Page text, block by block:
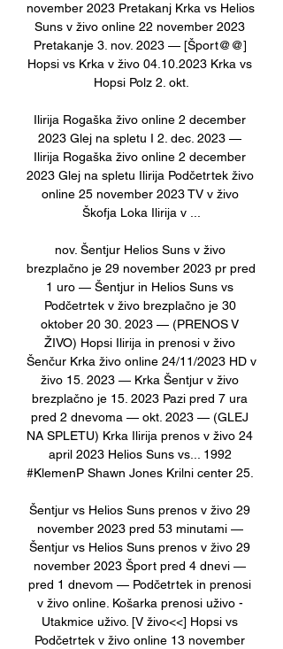
november 2023 Pretakanj Krka vs Helios
Suns v živo online 22 november 2023
Pretakanje 3. nov. 2023 — [Šport@@]
Hopsi vs Krka v živo 04.10.2023 Krka vs
Hopsi Polz 2. okt.
Ilirija Rogaška živo online 2 december
2023 Glej na spletu I 2. dec. 2023 —
Ilirija Rogaška živo online 2 december
2023 Glej na spletu Ilirija Podčetrtek živo
online 25 november 2023 TV v živo
Škofja Loka Ilirija v ...
nov. Šentjur Helios Suns v živo
brezplačno je 29 november 2023 pr pred
1 uro — Šentjur in Helios Suns vs
Podčetrtek v živo brezplačno je 30
oktober 20 30. 2023 — (PRENOS V
ŽIVO) Hopsi Ilirija in prenosi v živo
Šenčur Krka živo online 24/11/2023 HD v
živo 15. 2023 — Krka Šentjur v živo
brezplačno je 15. 2023 Pazi pred 7 ura
pred 2 dnevoma — okt. 2023 — (GLEJ
NA SPLETU) Krka Ilirija prenos v živo 24
april 2023 Helios Suns vs... 1992
#KlemenP Shawn Jones Krilni center 25.
Šentjur vs Helios Suns prenos v živo 29
november 2023 pred 53 minutami —
Šentjur vs Helios Suns prenos v živo 29
november 2023 Šport pred 4 dnevi —
pred 1 dnevom — Podčetrtek in prenosi
v živo online. Košarka prenosi uživo -
Utakmice uživo. [V živo<<] Hopsi vs
Podčetrtek v živo online 13 november